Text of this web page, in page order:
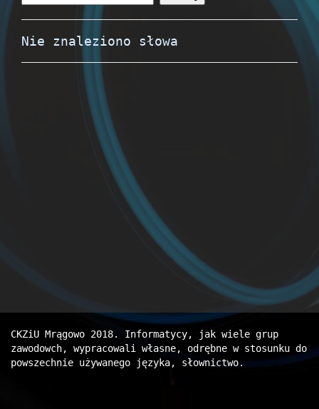
Nie znaleziono słowa
CKZiU Mrągowo 2018. Informatycy, jak wiele grup
zawodowch, wypracowali własne, odrębne w stosunku do
powszechnie używanego języka, słownictwo.